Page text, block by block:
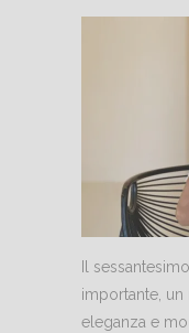
Il
importante, un
eleganza e